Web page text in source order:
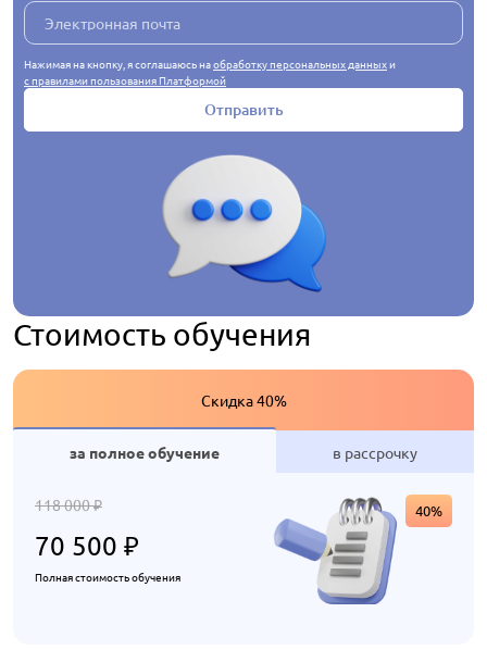
Отправить
Нажимая на кнопку, я соглашаюсь наобработку персональных данныхи
с правилами пользования Платформой
Стоимость обучения
Скидка 40%
за полное обучение в рассрочку
118 000₽
70 500 ₽
Полная стоимость обучения
40%